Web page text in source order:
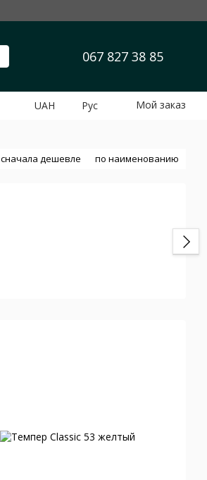
067 827 38 85
UAH Рус Мой заказ
сначала дешевле по наименованию